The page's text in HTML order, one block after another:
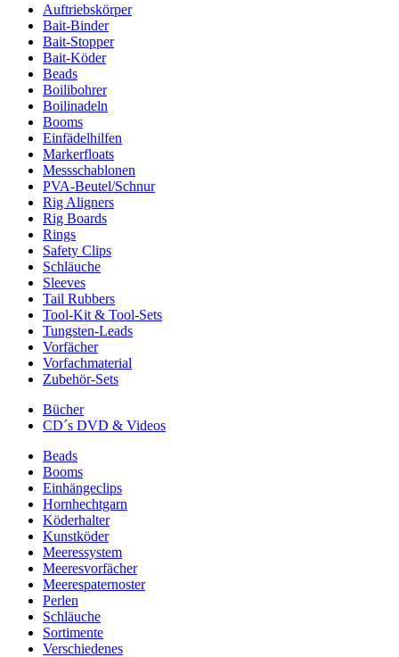
Auftriebskörper
Bait-Binder
Bait-Stopper
Bait-Köder
Beads
Boilibohrer
Boilinadeln
Booms
Einfädelhilfen
Markerfloats
Messschablonen
PVA-Beutel/Schnur
Rig Aligners
Rig Boards
Rings
Safety Clips
Schläuche
Sleeves
Tail Rubbers
Tool-Kit & Tool-Sets
Tungsten-Leads
Vorfächer
Vorfachmaterial
Zubehör-Sets
Bücher
CD´s DVD & Videos
Beads
Booms
Einhängeclips
Hornhechtgarn
Köderhalter
Kunstköder
Meeressystem
Meeresvorfächer
Meerespaternoster
Perlen
Schläuche
Sortimente
Verschiedenes